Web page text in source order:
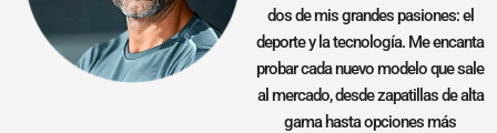
dos de mis grandes pasiones: el
deporte y la tecnología. Me encanta
probar cada nuevo modelo que sale
al mercado, desde zapatillas de alta
gama hasta opciones más